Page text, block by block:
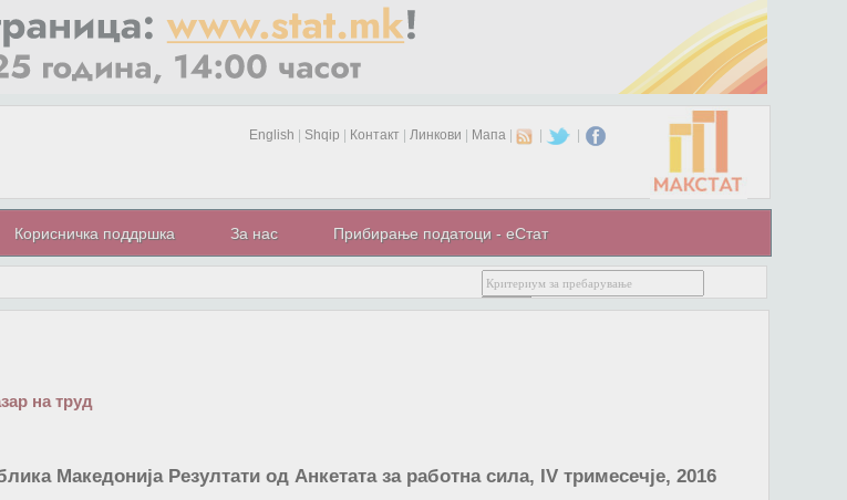
English Shqip Контакт Линкови Мапа| | |
Корисничка поддршка За нас Прибирање податоци - еСтат
на труд
Македонија Резултати од Анкетата за работна сила, IV тримесечје, 2016